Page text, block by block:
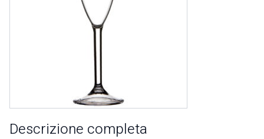
Descrizione completa